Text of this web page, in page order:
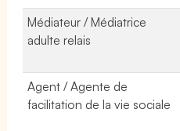
Médiateur / Médiatrice
adulte relais
Agent / Agente de
facilitation de la vie sociale